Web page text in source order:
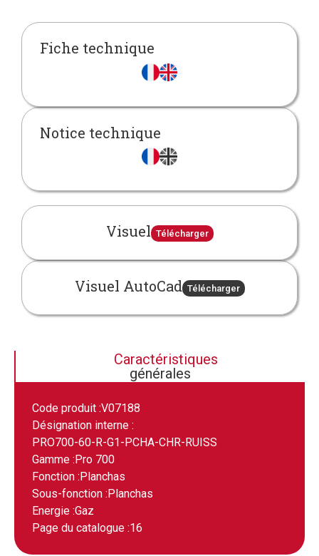
Fiche technique
Notice technique
Visuel Télécharger
Visuel AutoCad Télécharger
Caractéristiques
générales
Code produit :V07188
Désignation interne :
PRO700-60-R-G1-PCHA-CHR-RUISS
Gamme :Pro 700
Fonction :Planchas
Sous-fonction :Planchas
Energie :Gaz
Page du catalogue :16